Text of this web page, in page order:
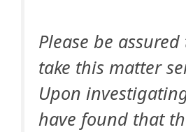
Please be
take this matter
Upon
have found that